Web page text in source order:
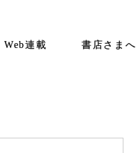
Web連載 書店さまへ